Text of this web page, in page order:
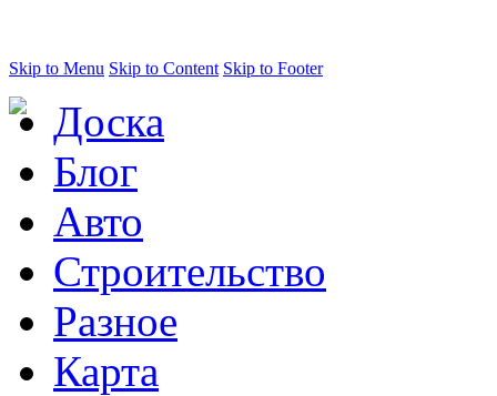
Skip to Menu Skip to Content Skip to Footer
Доска
Блог
Авто
Строительство
Разное
Карта